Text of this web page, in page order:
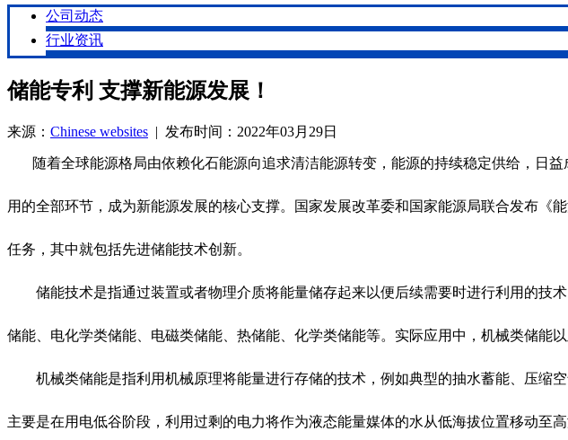
公司动态
行业资讯
储能专利 支撑新能源发展！
来源： Chinese websites | 发布时间：2022年03月29日
随着全球能源格局由依赖化石能源向追求清洁能源转变，能源的持续稳定供给，日益
用的全部环节，成为新能源发展的核心支撑。国家发展改革委和国家能源局联合发布《
任务，其中就包括先进储能技术创新。
储能技术是指通过装置或者物理介质将能量储存起来以便后续需要时进行利用的技
储能、电化学类储能、电磁类储能、热储能、化学类储能等。实际应用中，机械类储能
机械类储能是指利用机械原理将能量进行存储的技术，例如典型的抽水蓄能、压缩
主要是在用电低谷阶段，利用过剩的电力将作为液态能量媒体的水从低海拔位置移动至